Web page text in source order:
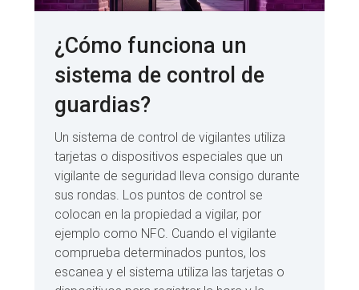
¿Cómo funciona un
sistema de control de
guardias?
Un sistema de control de vigilantes utiliza
tarjetas o dispositivos especiales que un
vigilante de seguridad lleva consigo durante
sus rondas. Los puntos de control se
colocan en la propiedad a vigilar, por
ejemplo como NFC. Cuando el vigilante
comprueba determinados puntos, los
escanea y el sistema utiliza las tarjetas o